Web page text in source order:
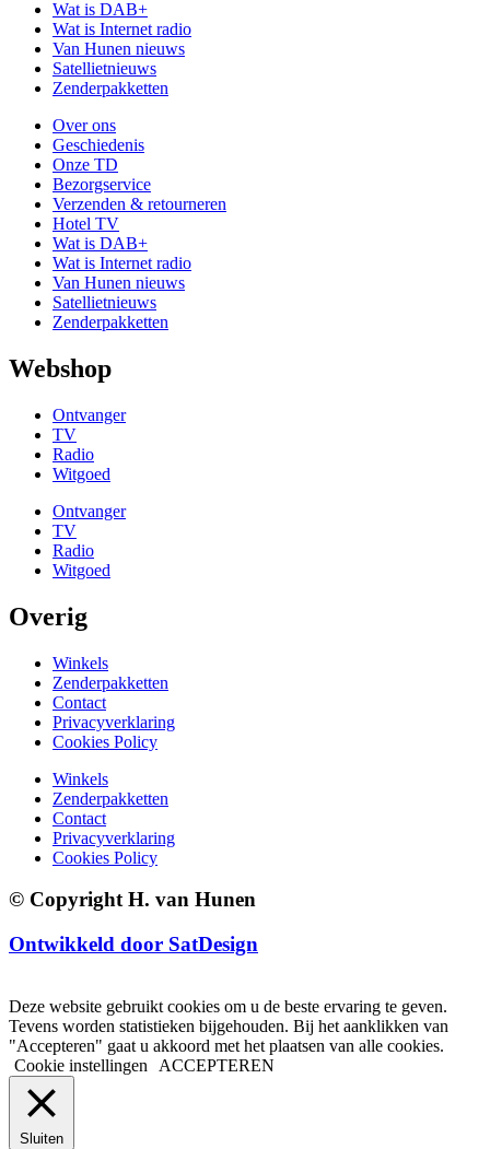
Wat is DAB+
Wat is Internet radio
Van Hunen nieuws
Satellietnieuws
Zenderpakketten
Over ons
Geschiedenis
Onze TD
Bezorgservice
Verzenden & retourneren
Hotel TV
Wat is DAB+
Wat is Internet radio
Van Hunen nieuws
Satellietnieuws
Zenderpakketten
Webshop
Ontvanger
TV
Radio
Witgoed
Ontvanger
TV
Radio
Witgoed
Overig
Winkels
Zenderpakketten
Contact
Privacyverklaring
Cookies Policy
Winkels
Zenderpakketten
Contact
Privacyverklaring
Cookies Policy
© Copyright H. van Hunen
Ontwikkeld door SatDesign
Deze website gebruikt cookies om u de beste ervaring te geven.
Tevens worden statistieken bijgehouden. Bij het aanklikken van
"Accepteren" gaat u akkoord met het plaatsen van alle cookies.
Cookie instellingen
ACCEPTEREN
Sluiten